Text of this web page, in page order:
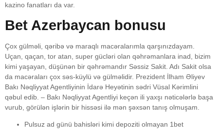
kazino fanatları da var.
Bet Azerbaycan bonusu
Çox gülməli, qəribə və maraqlı macəralarımla qarşınızdayam.
Uçan, qaçan, tor atan, super gücləri olan qəhrəmanlara inad, bizim
kimi yaşayan, düşünən bir qəhrəmandır Səssiz Sakit. Adı Sakit olsa
da macəraları çox səs-küylü və gülməlidir. Prezident İlham Əliyev
Bakı Nəqliyyat Agentliyinin İdarə Heyətinin sədri Vüsal Kərimlini
qəbul edib. – Bakı Nəqliyyat Agentliyi keçən ili yaxşı nəticələrlə başa
vurub, görülən işlərin bir hissəsi ilə mən şəxsən tanış olmuşam.
Pulsuz ad günü bahisləri kimi depoziti olmayan 1bet